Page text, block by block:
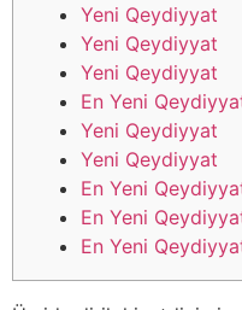
Yeni Qeydiyyat
Yeni Qeydiyyat
Yeni Qeydiyyat
En Yeni
Yeni Qeydiyyat
Yeni Qeydiyyat
En Yeni
En Yeni
En Yeni